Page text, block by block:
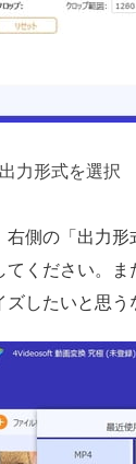
出力形式を選択
右側の「出力
てください。
ズしたいと思